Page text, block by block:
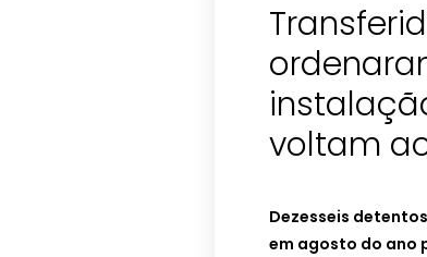
voltam
Dezesseis
em agosto do ano